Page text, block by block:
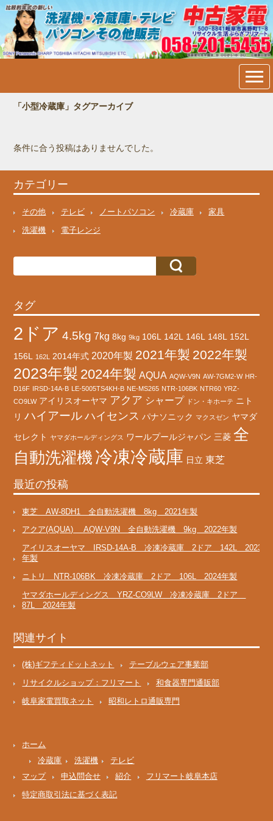
中古家電・洗濯機・冷蔵庫・
テレビ・パソコン販売＠岐阜
市内：フリマート
「小型冷蔵庫」タグアーカイブ
条件に合う投稿はありませんでした。
カテゴリー
その他 テレビ ノートパソコン 冷蔵庫
家具
洗濯機
電子レンジ
タグ
2ドア 4.5kg 7kg 8kg 9kg 106L 142L 146L 148L
152L
156L
162L 2014年式 2020年製 2021年製 2022年製
2023年製 2024年製 AQUA AQW-V9N AW-7GM2-W HR-
D16F IRSD-14A-B LE-5005TS4KH-B NE-MS265 NTR-106BK NTR60 YRZ-
CO9LW アイリスオーヤマ アクア シャープ ドン・キホーテ ニト
リ ハイアール ハイセンス パナソニック マクスゼン ヤマダ
セレクト ヤマダホールディングス ワールプールジャパン 三菱 全
自動洗濯機 冷凍冷蔵庫 日立 東芝
最近の投稿
東芝 AW-8DH1 全自動洗濯機 8kg 2021年製
アクア(AQUA) AQW-V9N 全自動洗濯機 9kg 2022年製
アイリスオーヤマ IRSD-14A-B 冷凍冷蔵庫 2ドア 142L 2023
年製
ニトリ NTR-106BK 冷凍冷蔵庫 2ドア 106L 2024年製
ヤマダホールディングス YRZ-CO9LW 冷凍冷蔵庫 2ドア
87L 2024年製
関連サイト
(株)ギフティドットネット
テーブルウェア事業部
リサイクルショップ：フリマート
和食器専門通販部
岐阜家電買取ネット
昭和レトロ通販専門
ホーム
冷蔵庫
洗濯機
テレビ
マップ
申込問合せ 紹介
フリマート岐阜本店
特定商取引法に基づく表記